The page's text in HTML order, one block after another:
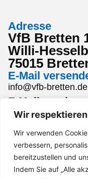
Wir
Wir verwenden
verbessern,
bereitzustellen und
Indem Sie auf „Alle
Adresse
VfB Bretten
Willi-
75015
E-Mail
info@vfb-bretten.de
E-Mail senden
Stadion Kurier
Den aktuellsten
Stadion Kurier
Interesse an
Gerne per Mail an